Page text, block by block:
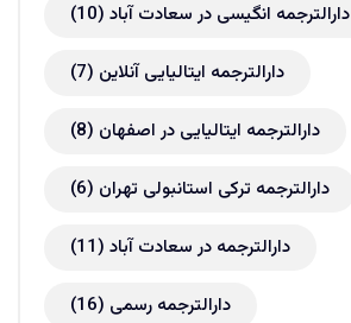
دارالترجمه انگیسی در سعادت آباد (10)
دارالترجمه ایتالیایی آنلاین (7)
دارالترجمه ایتالیایی در اصفهان (8)
دارالترجمه ترکی استانبولی تهران (6)
دارالترجمه در سعادت آباد (11)
دارالترجمه رسمی (16)